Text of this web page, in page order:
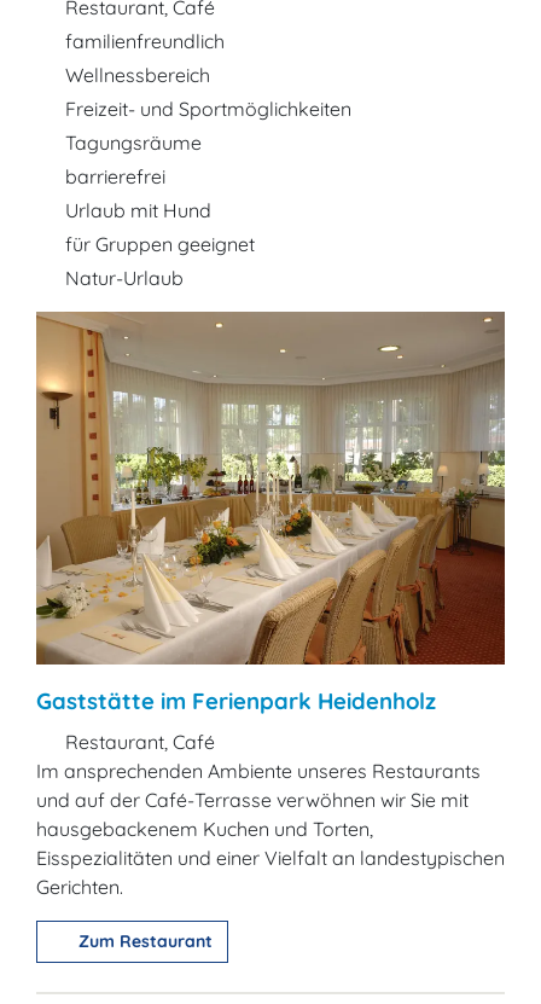
Restaurant, Café
familienfreundlich
Wellnessbereich
Freizeit- und Sportmöglichkeiten
Tagungsräume
barrierefrei
Urlaub mit Hund
für Gruppen geeignet
Natur-Urlaub
Gaststätte im Ferienpark Heidenholz
Restaurant, Café
Im ansprechenden Ambiente unseres Restaurants
und auf der Café-Terrasse verwöhnen wir Sie mit
hausgebackenem Kuchen und Torten,
Eisspezialitäten und einer Vielfalt an landestypischen
Gerichten.
Zum Restaurant